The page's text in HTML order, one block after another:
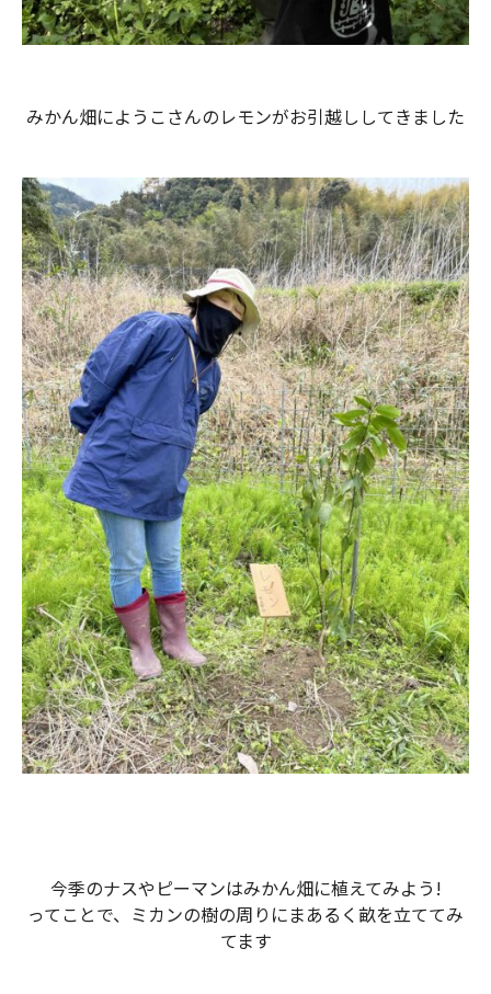
みかん畑にようこさんのレモンがお引越ししてきました
今季のナスやピーマンはみかん畑に植えてみよう!
ってことで、ミカンの樹の周りにまあるく畝を立ててみ
てます